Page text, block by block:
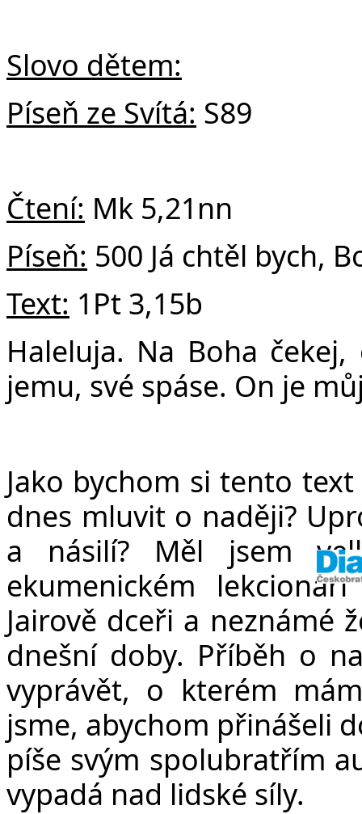
v
Slovo dětem:
Píseň ze Svítá: S89
Čtení: Mk 5,21nn
Píseň: 500 Já chtěl bych,
Text: 1Pt 3,15b
Haleluja. Na Boha
jemu, své spáse. On je
Jako bychom si tento
dnes mluvit o naději?
a násilí? Měl jsem
ekumenickém
Jairově dceři a neznámé
dnešní doby. Příběh o
vyprávět, o kterém
jsme, abychom přinášeli
píše svým spolubratřím
vypadá nad lidské síly.